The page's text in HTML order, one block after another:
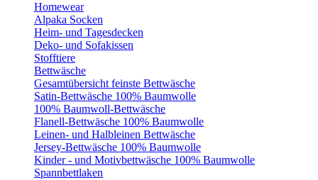
Homewear
Alpaka Socken
Heim- und Tagesdecken
Deko- und Sofakissen
Stofftiere
Bettwäsche
Gesamtübersicht feinste Bettwäsche
Satin-Bettwäsche 100% Baumwolle
100% Baumwoll-Bettwäsche
Flanell-Bettwäsche 100% Baumwolle
Leinen- und Halbleinen Bettwäsche
Jersey-Bettwäsche 100% Baumwolle
Kinder - und Motivbettwäsche 100% Baumwolle
Spannbettlaken